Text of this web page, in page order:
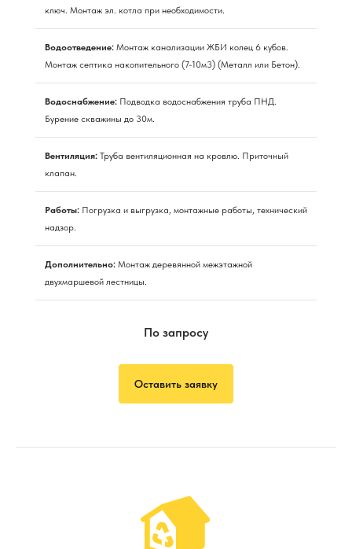
ключ. Монтаж эл. котла при необходимости.
Водоотведение: Монтаж канализации ЖБИ колец 6 кубов.
Монтаж септика накопительного (7-10м3) (Металл или Бетон).
Водоснабжение: Подводка водоснабжения труба ПНД.
Бурение скважины до 30м.
Вентиляция: Труба вентиляционная на кровлю. Приточный
клапан.
Работы: Погрузка и выгрузка, монтажные работы, технический
надзор.
Дополнительно: Монтаж деревянной межэтажной
двухмаршевой лестницы.
По запросу
Оставить заявку